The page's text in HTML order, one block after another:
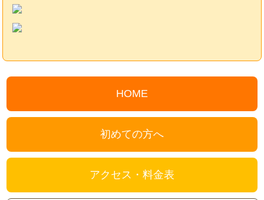
HOME
初めての方へ
アクセス・料金表